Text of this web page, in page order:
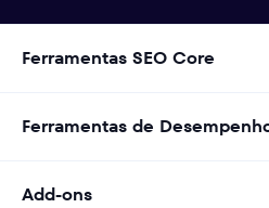
Ferramentas SEO Core
Ferramentas de
Add-ons